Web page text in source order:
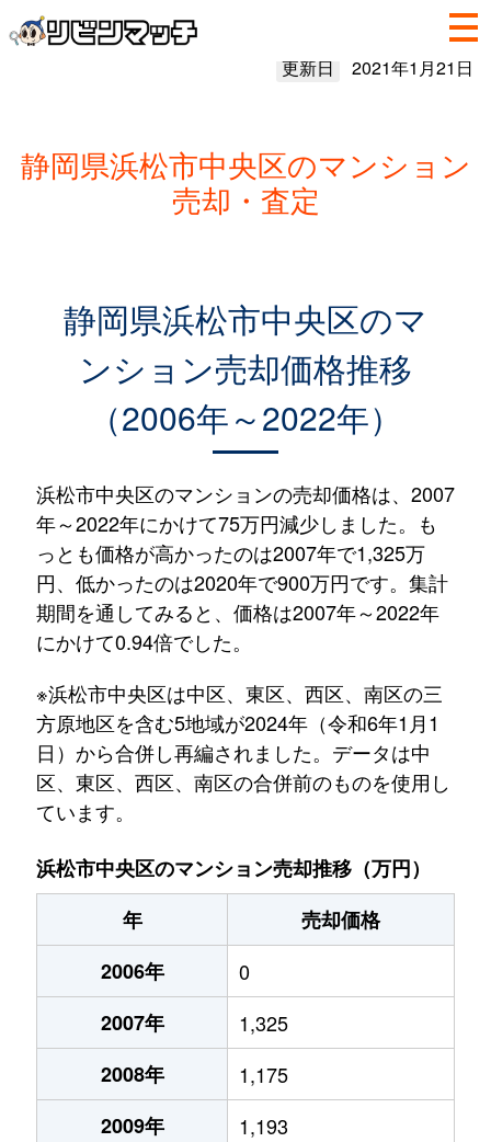
更新日 2021年1月21日
静岡県浜松市中央区のマンション
売却・査定
静岡県浜松市中央区のマ
ンション売却価格推移
（2006年～2022年）
浜松市中央区のマンションの売却価格は、2007
年～2022年にかけて75万円減少しました。も
っとも価格が高かったのは2007年で1,325万
円、低かったのは2020年で900万円です。集計
期間を通してみると、価格は2007年～2022年
にかけて0.94倍でした。
※浜松市中央区は中区、東区、西区、南区の三
方原地区を含む5地域が2024年（令和6年1月1
日）から合併し再編されました。データは中
区、東区、西区、南区の合併前のものを使用し
ています。
浜松市中央区のマンション売却推移（万円）
年
売却価格
2006年
0
2007年
1,325
2008年
1,175
2009年
1,193